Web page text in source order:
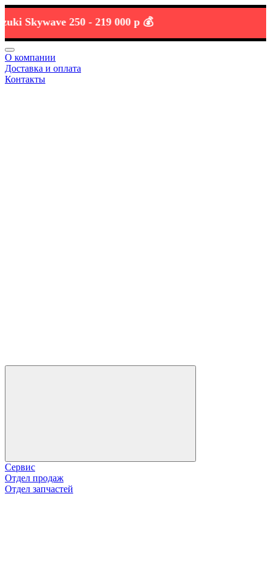
250 -219 000 р 💰
О компании
Доставка и оплата
Контакты
Сервис
Отдел продаж
Отдел запчастей